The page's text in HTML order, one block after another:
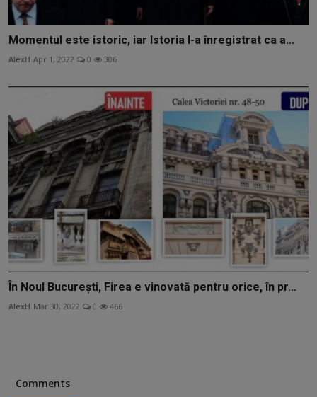
Momentul este istoric, iar Istoria l-a înregistrat ca a...
AlexH Apr 1, 2022 0 306
În Noul București, Firea e vinovată pentru orice, în pr...
AlexH Mar 30, 2022 0 466
Comments